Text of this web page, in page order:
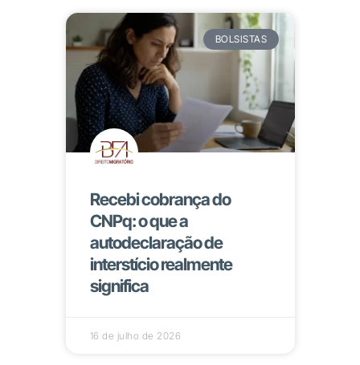
BOLSISTAS
Recebi cobrança do
CNPq: o que a
autodeclaração de
interstício realmente
significa
16 de julho de 2026